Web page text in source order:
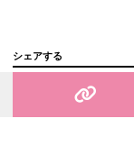
シェアする